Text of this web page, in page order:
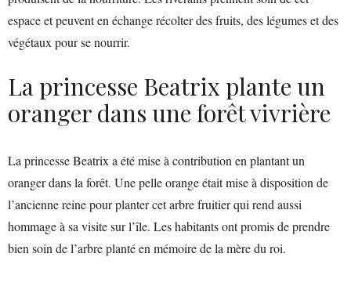
espace et peuvent en échange récolter des fruits, des légumes et des
végétaux pour se nourrir.
La princesse Beatrix plante un
oranger dans une forêt vivrière
La princesse Beatrix a été mise à contribution en plantant un
oranger dans la forêt. Une pelle orange était mise à disposition de
l’ancienne reine pour planter cet arbre fruitier qui rend aussi
hommage à sa visite sur l’île. Les habitants ont promis de prendre
bien soin de l’arbre planté en mémoire de la mère du roi.